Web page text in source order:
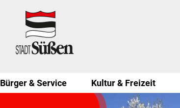
Bürger & Service Kultur & Freizeit